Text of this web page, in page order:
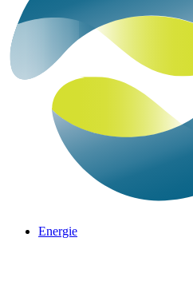
Energie